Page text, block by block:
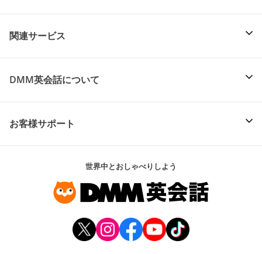
関連サービス
DMM英会話について
お客様サポート
世界中とおしゃべりしよう